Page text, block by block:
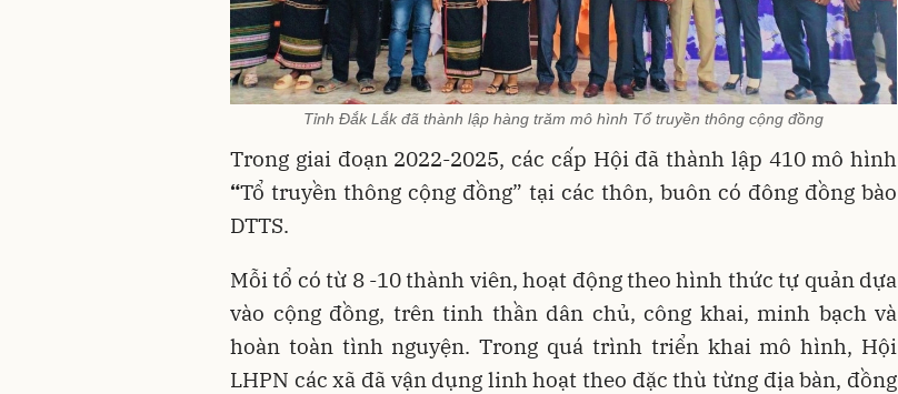
Tỉnh Đắk Lắk đã thành lập hàng trăm mô hình Tổ truyền thông cộng đồng
Trong giai đoạn 2022-2025, các cấp Hội đã thành lập 410 mô hình
“Tổ truyền thông cộng đồng” tại các thôn, buôn có đông đồng bào
DTTS.
Mỗi tổ có từ 8 -10 thành viên, hoạt động theo hình thức tự quản dựa
vào cộng đồng, trên tinh thần dân chủ, công khai, minh bạch và
hoàn toàn tình nguyện. Trong quá trình triển khai mô hình, Hội
LHPN các xã đã vận dụng linh hoạt theo đặc thù từng địa bàn, đồng